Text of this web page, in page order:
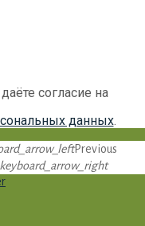
согласие на
данных.
Previous
keyboard_arrow_right